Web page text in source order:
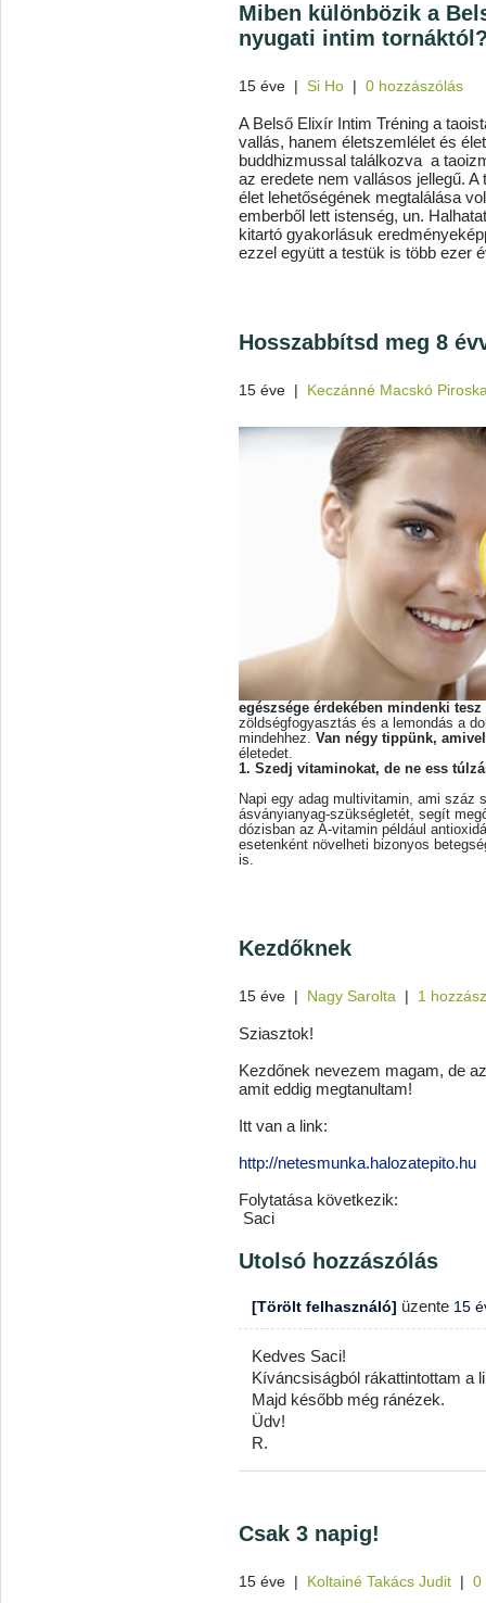
Miben különbözik a
nyugati intim
15 éve | Si Ho | 0 hozzászólás
A Belső Elixír Intim Tréning a
vallás, hanem életszemlélet és
buddhizmussal találkozva a
az eredete nem vallásos jellegű.
élet lehetőségének megtalálása
emberből lett istenség, un.
kitartó gyakorlásuk
ezzel együtt a testük is több ezer
Hosszabbítsd meg 8
15 éve | Keczánné Macskó
egészsége érdekében mindenki
zöldségfogyasztás és a lemondás a
mindehhez. Van négy tippünk,
életedet.
1. Szedj vitaminokat, de ne ess
Napi egy adag multivitamin, ami száz
ásványianyag-szükségletét, segít
dózisban az A-vitamin például
esetenként növelheti bizonyos
is.
Kezdőknek
15 éve | Nagy Sarolta | 1
Sziasztok!
Kezdőnek nevezem magam, de
amit eddig megtanultam!
Itt van a link:
http://netesmunka.halozatepito.hu
Folytatása következik:
Saci
Utolsó hozzászólás
[Törölt felhasználó] üzente 15
Kedves Saci!
Kíváncsiságból rákattintottam a
Majd később még ránézek.
Üdv!
R.
Csak 3 napig!
15 éve | Koltainé Takács Judit | 0